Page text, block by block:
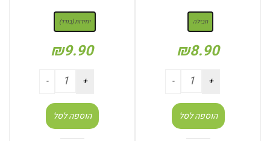
חבילה
₪8.90
הוספה לסל
יחידות (בודד)
₪9.90
הוספה לסל